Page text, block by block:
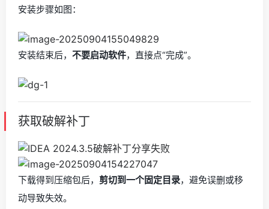
安装步骤如图：
安装结束后， 不要启动软件，直接点“完成”。
获取破解补丁
下载得到压缩包后， 剪切到一个固定目录，避免误删或移
动导致失效。